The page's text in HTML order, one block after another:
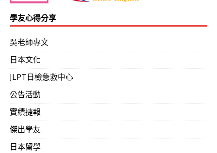
學友心得分享
吳老師專文
日本文化
JLPT日檢急救中心
公告活動
實績捷報
傑出學友
日本留學